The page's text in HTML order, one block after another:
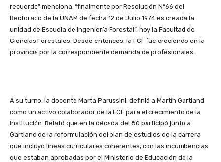
recuerdo” menciona: “finalmente por Resolución Nº66 del
Rectorado de la UNAM de fecha 12 de Julio 1974 es creada la
unidad de Escuela de Ingeniería Forestal”, hoy la Facultad de
Ciencias Forestales. Desde entonces, la FCF fue creciendo en la
provincia por la correspondiente demanda de profesionales.
A su turno, la docente Marta Parussini, definió a Martín Gartland
como un activo colaborador de la FCF para el crecimiento de la
institución. Relató que en la década del 80 participó junto a
Gartland de la reformulación del plan de estudios de la carrera
que incluyó líneas curriculares coherentes, con las incumbencias
que estaban aprobadas por el Ministerio de Educación de la